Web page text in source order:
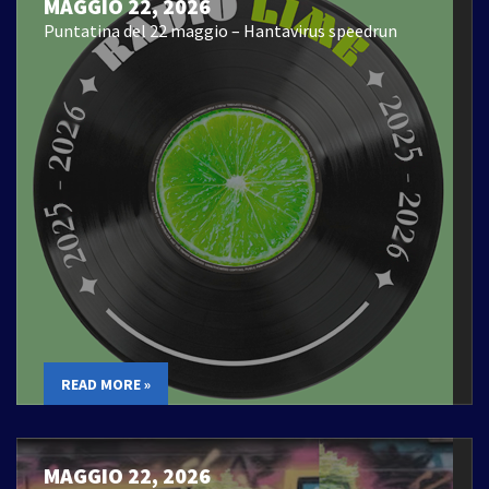
MAGGIO 22, 2026
Puntatina del 22 maggio – Hantavirus speedrun
READ MORE »
MAGGIO 22, 2026